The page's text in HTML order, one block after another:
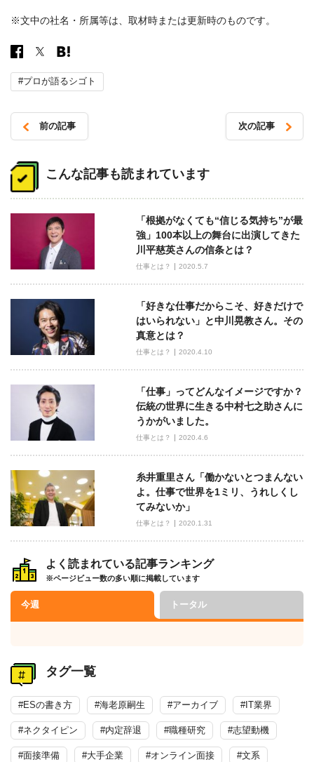
※文中の社名・所属等は、取材時または更新時のものです。
#プロが語るシゴト
稿
ナ
ョ
ン
前の記事 次の記事
こんな記事も読まれています
「根拠がなくても“信じる気持ち”が最
強」100本以上の舞台に出演してきた
川平慈英さんの信条とは？
仕事とは？ 2020.5.7
「好きな仕事だからこそ、好きだけで
はいられない」と中川晃教さん。その
真意とは？
仕事とは？ 2020.4.10
「仕事」ってどんなイメージですか？
伝統の世界に生きる中村七之助さんに
うかがいました。
仕事とは？ 2020.4.6
糸井重里さん「働かないとつまんない
よ。仕事で世界を1ミリ、うれしくし
てみないか」
仕事とは？ 2020.1.31
よく読まれている記事ランキング
※ページビュー数の多い順に掲載しています
今週 トータル
タグ一覧
#ESの書き方 #海老原嗣生 #アーカイブ #IT業界
#ネクタイピン #内定辞退 #職種研究 #志望動機
#面接準備 #大手企業 #オンライン面接 #文系